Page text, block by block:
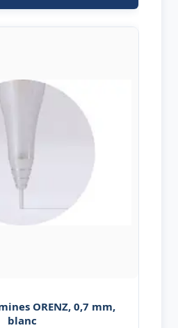
ORENZ, 0,7 mm,
blanc